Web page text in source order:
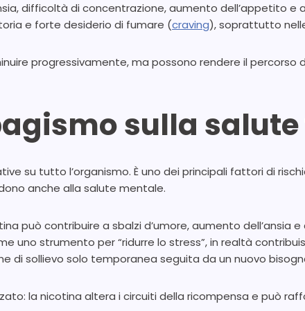
difficoltà di concentrazione, aumento dell’appetito e
e forte desiderio di fumare (craving), soprattutto
progressivamente, ma possono rendere il percorso
sulla
su tutto l’organismo. È uno dei principali fattori di
anche alla salute mentale.
può contribuire a sbalzi d’umore, aumento dell’ansia
uno strumento per “ridurre lo stress”, in realtà
di sollievo solo temporanea seguita da un nuovo
la nicotina altera i circuiti della ricompensa e può